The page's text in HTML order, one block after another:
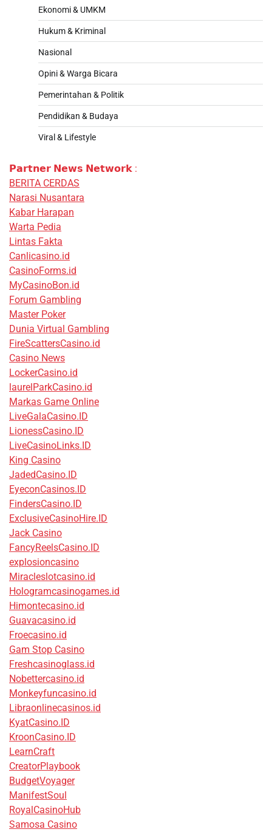
Ekonomi & UMKM
Hukum & Kriminal
Nasional
Opini & Warga Bicara
Pemerintahan & Politik
Pendidikan & Budaya
Viral & Lifestyle
𝗣𝗮𝗿𝘁𝗻𝗲𝗿 𝗡𝗲𝘄𝘀 𝗡𝗲𝘁𝘄𝗼𝗿𝗸 :
BERITA CERDAS
Narasi Nusantara
Kabar Harapan
Warta Pedia
Lintas Fakta
Canlicasino.id
CasinoForms.id
MyCasinoBon.id
Forum Gambling
Master Poker
Dunia Virtual Gambling
FireScattersCasino.id
Casino News
LockerCasino.id
laurelParkCasino.id
Markas Game Online
LiveGalaCasino.ID
LionessCasino.ID
LiveCasinoLinks.ID
King Casino
JadedCasino.ID
EyeconCasinos.ID
FindersCasino.ID
ExclusiveCasinoHire.ID
Jack Casino
FancyReelsCasino.ID
explosioncasino
Miracleslotcasino.id
Hologramcasinogames.id
Himontecasino.id
Guavacasino.id
Froecasino.id
Gam Stop Casino
Freshcasinoglass.id
Nobettercasino.id
Monkeyfuncasino.id
Libraonlinecasinos.id
KyatCasino.ID
KroonCasino.ID
LearnCraft
CreatorPlaybook
BudgetVoyager
ManifestSoul
RoyalCasinoHub
Samosa Casino